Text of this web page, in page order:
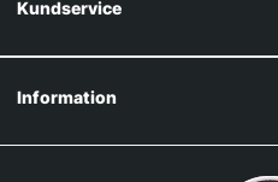
Kundservice
Information